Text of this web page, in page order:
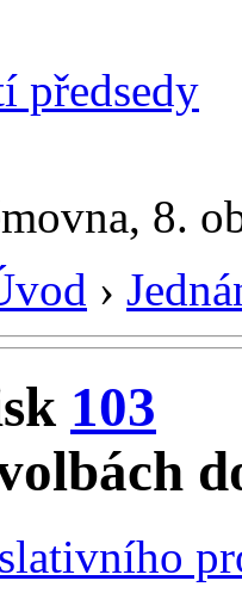
předsedy
8.
›
103